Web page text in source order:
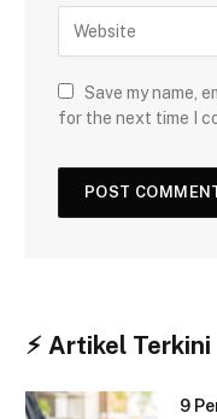
Save my name,
for the next time I
⚡︎ Artikel Terkini
9